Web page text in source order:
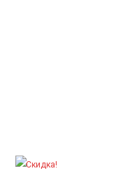
Скидка!